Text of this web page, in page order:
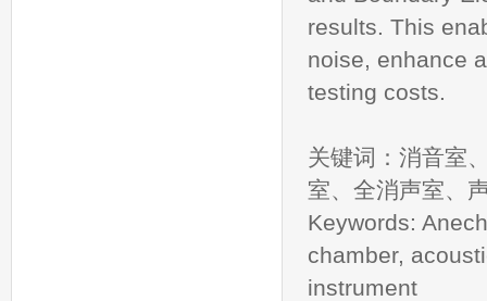
results. This
noise, enhance
testing costs.
关键词：消音室
室、全消声室、
Keywords:
chamber,
instrument